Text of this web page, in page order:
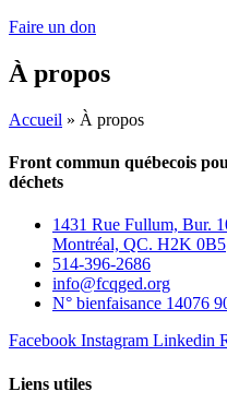
Faire un don
À propos
Accueil » À propos
Front commun québecois
déchets
1431 Rue Fullum, Bur.
Montréal, QC. H2K 0B5
514-396-2686
info@fcqged.org
N° bienfaisance 14076
Facebook Instagram Linkedin
Liens utiles